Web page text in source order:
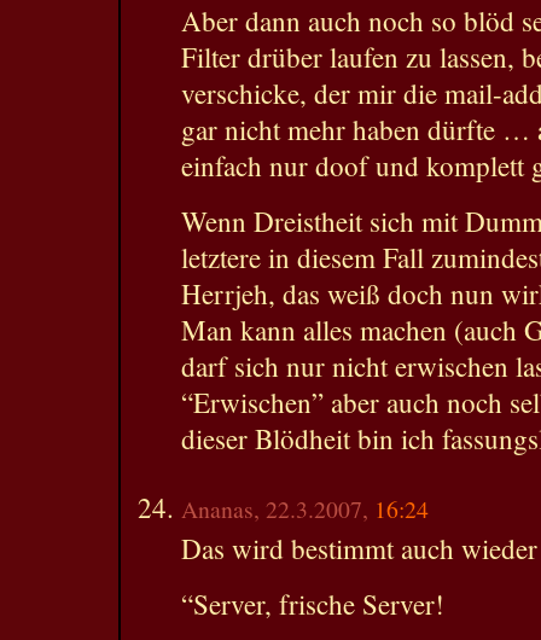
Aber dann auch noch so blöd
Filter drüber laufen zu lassen,
verschicke, der mir die mail-
gar nicht mehr haben dürfte …
einfach nur doof und komplett
Wenn Dreistheit sich mit
letztere in diesem Fall
Herrjeh, das weiß doch nun
Man kann alles machen (auch
darf sich nur nicht erwischen
“Erwischen” aber auch noch
dieser Blödheit bin ich
Ananas, 22.3.2007, 16:24
Das wird bestimmt auch
“Server, frische Server!